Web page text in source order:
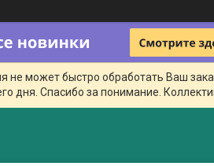
не может быстро обработать Ваш
дня. Спасибо за понимание.